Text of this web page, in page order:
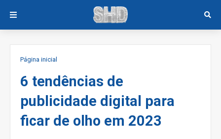
Página inicial
6 tendências de
publicidade digital para
ficar de olho em 2023